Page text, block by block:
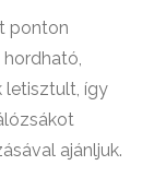
ponton
letisztult, így
ajánljuk.